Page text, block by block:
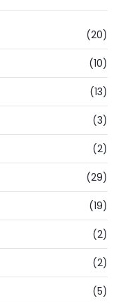
(20)
(10)
(13)
(3)
(2)
(29)
(19)
(2)
(2)
(5)